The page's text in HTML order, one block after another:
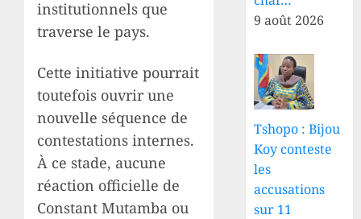
institutionnels que
traverse le pays.
Cette initiative pourrait
toutefois ouvrir une
nouvelle séquence de
contestations internes.
À ce stade, aucune
réaction officielle de
Constant Mutamba ou
9 août 2026
Tshopo : Bijou
Koy conteste
les
accusations
sur 11